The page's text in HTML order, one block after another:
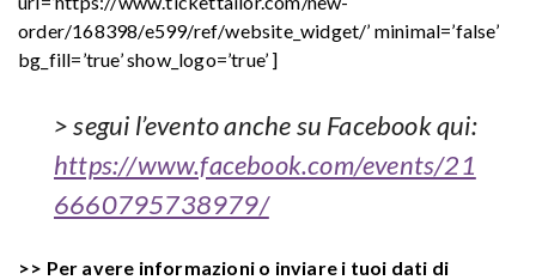
order/168398/e599/ref/website_widget/’ minimal=’false’
bg_fill=’true’ show_logo=’true’ ]
> segui l’evento anche su Facebook qui:
https://www.facebook.com/events/21
6660795738979/
>> Per avere informazioni o inviare i tuoi dati di